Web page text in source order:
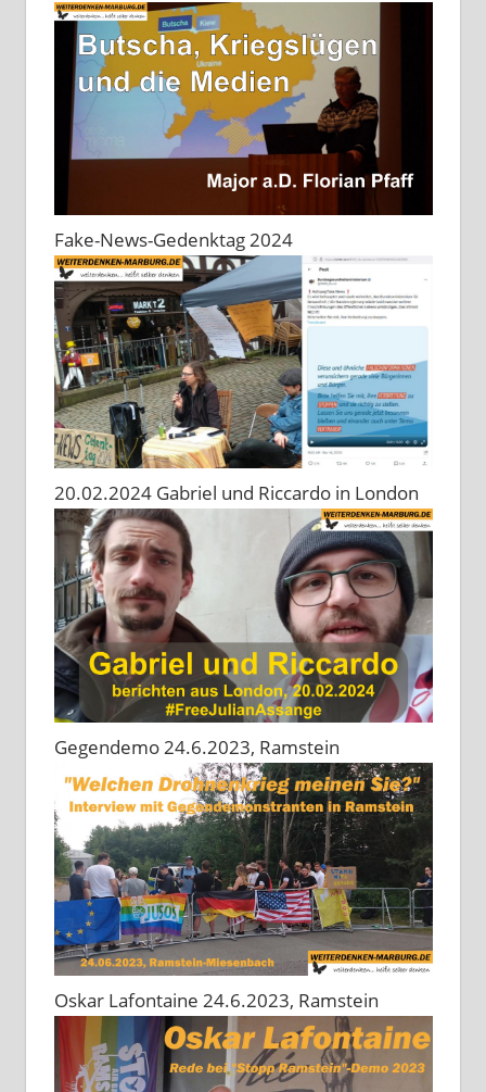
Fake-News-Gedenktag 2024
20.02.2024 Gabriel und Riccardo in London
Gegendemo 24.6.2023, Ramstein
Oskar Lafontaine 24.6.2023, Ramstein